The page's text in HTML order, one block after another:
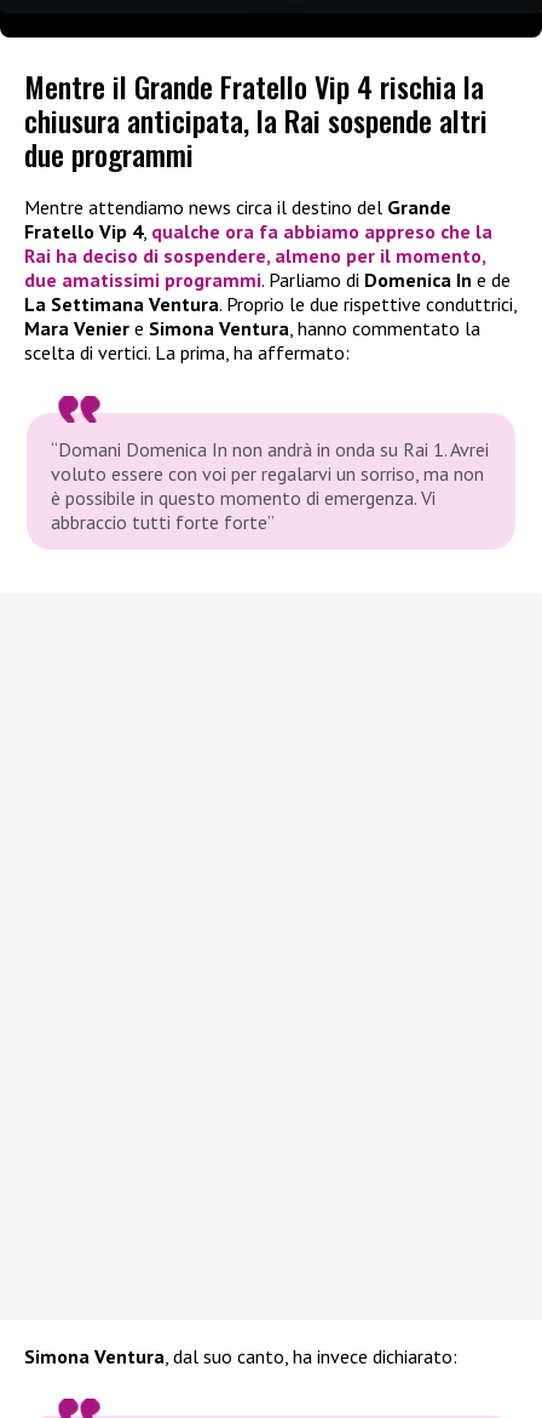
Mentre il Grande Fratello Vip 4 rischia la
chiusura anticipata, la Rai sospende altri
due programmi
Mentre attendiamo news circa il destino del Grande
Fratello Vip 4, qualche ora fa abbiamo appreso che la
Rai ha deciso di sospendere, almeno per il momento,
due amatissimi programmi. Parliamo di Domenica In e de
La Settimana Ventura. Proprio le due rispettive conduttrici,
Mara Venier e Simona Ventura, hanno commentato la
scelta di vertici. La prima, ha affermato:
“Domani Domenica In non andrà in onda su Rai 1. Avrei
voluto essere con voi per regalarvi un sorriso, ma non
è possibile in questo momento di emergenza. Vi
abbraccio tutti forte forte”
Simona Ventura , dal suo canto, ha invece dichiarato: